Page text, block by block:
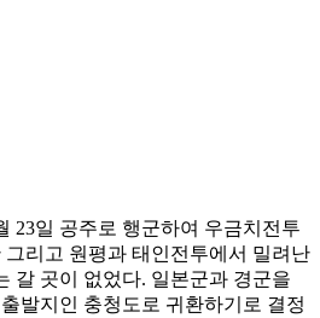
23일 공주로 행군하여 우금치전투
리고 원평과 태인전투에서 밀려난
갈 곳이 없었다. 일본군과 경군을
발지인 충청도로 귀환하기로 결정